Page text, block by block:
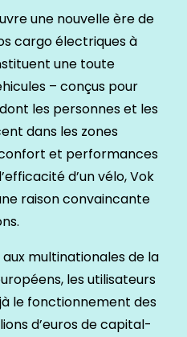
une nouvelle ère de
cargo électriques à
une toute
– conçus pour
les personnes et les
dans les zones
et performances
d’un vélo, Vok
raison convaincante
multinationales de la
les utilisateurs
le fonctionnement des
d’euros de capital-